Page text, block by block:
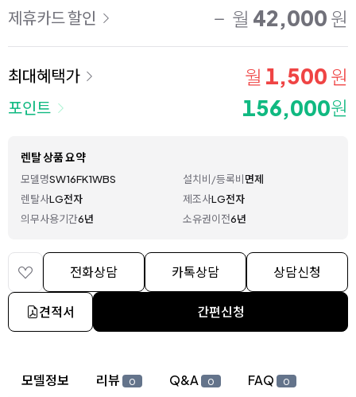
제휴카드 할인 월 42,000 원
최대혜택가 월 1,500 원
포인트 156,000원
렌탈 상품 요약
모델명SW16FK1WBS 설치비/등록비면제
렌탈사LG전자 제조사LG전자
의무사용기간6년 소유권이전6년
전화상담 카톡상담 상담신청
견적서 간편신청
상세 정보
모델정보 리뷰 0 Q&A 0 FAQ 0